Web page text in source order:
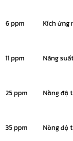
6 ppm Kích ứng
11 ppm Năng
25 ppm Nồng độ
35 ppm Nồng độ